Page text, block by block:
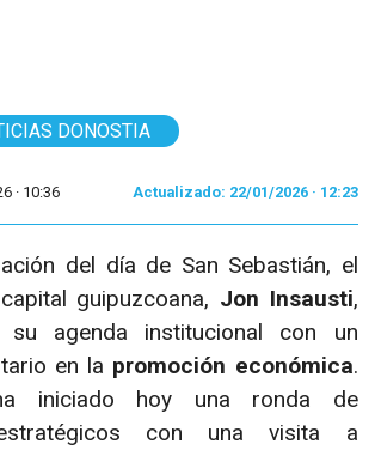
DONOSTIA
· 10:36 Actualizado: 22/01/2026 · 12:23
del día de San Sebastián, el
guipuzcoana, Jon Insausti,
su agenda institucional con un
en la promoción económica.
iniciado hoy una ronda de
con una visita a